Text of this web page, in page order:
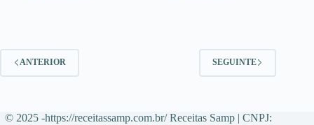
ANTERIOR SEGUINTE
© 2025 -https://receitassamp.com.br/ Receitas Samp | CNPJ: